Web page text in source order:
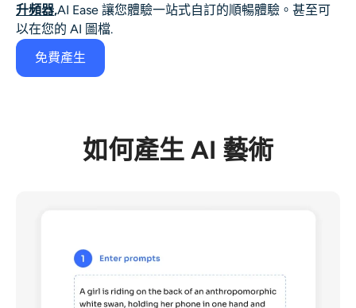
升頻器,AI Ease 讓您體驗一站式自訂的順暢體驗。甚至可
以在您的 AI 圖檔.
免費產生
如何產生 AI 藝術